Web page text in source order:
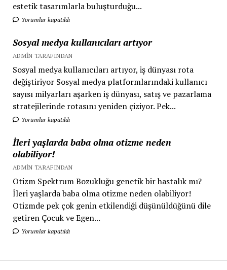
estetik tasarımlarla buluşturduğu...
Yorumlar kapatıldı
Sosyal medya kullanıcıları artıyor
ADMIN TARAFINDAN
Sosyal medya kullanıcıları artıyor, iş dünyası rota
değiştiriyor Sosyal medya platformlarındaki kullanıcı
sayısı milyarları aşarken iş dünyası, satış ve pazarlama
stratejilerinde rotasını yeniden çiziyor. Pek...
Yorumlar kapatıldı
İleri yaşlarda baba olma otizme neden
olabiliyor!
ADMIN TARAFINDAN
Otizm Spektrum Bozukluğu genetik bir hastalık mı?
İleri yaşlarda baba olma otizme neden olabiliyor!
Otizmde pek çok genin etkilendiği düşünüldüğünü dile
getiren Çocuk ve Egen...
Yorumlar kapatıldı